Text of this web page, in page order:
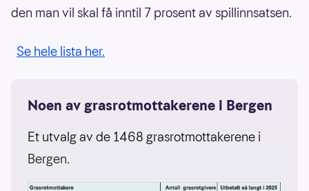
den man vil skal få inntil 7 prosent av spillinnsatsen.
Se hele lista her.
Noen av grasrotmottakerene i Bergen
Et utvalg av de 1468 grasrotmottakerene i
Bergen.